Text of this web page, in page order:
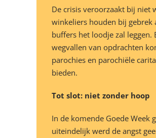
De crisis veroorzaakt bij niet
winkeliers houden bij gebrek
buffers het loodje zal
wegvallen van opdrachten
parochies en parochiële
bieden.
Tot slot: niet zonder hoop
In de komende Goede Week
uiteindelijk werd de angst